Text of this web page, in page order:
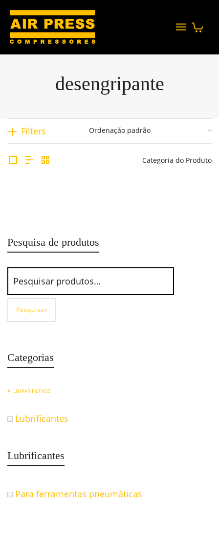
desengripante
Filters
Categoria do Produto
Pesquisa de produtos
Pesquisar
Categorias
LIMPAR FILTROS
Lubrificantes
Lubrificantes
Para ferramentas pneumáticas